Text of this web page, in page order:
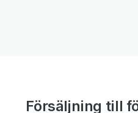
Försäljning till